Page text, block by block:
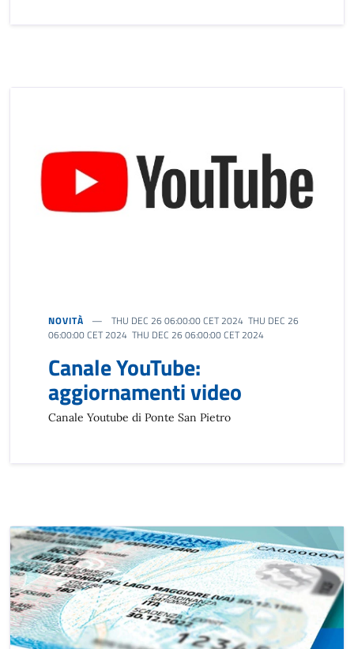
NOVITÀ
THU DEC 26 06:00:00 CET 2024 THU DEC 26
06:00:00 CET 2024 THU DEC 26 06:00:00 CET 2024
Canale YouTube:
aggiornamenti video
Canale Youtube di Ponte San Pietro